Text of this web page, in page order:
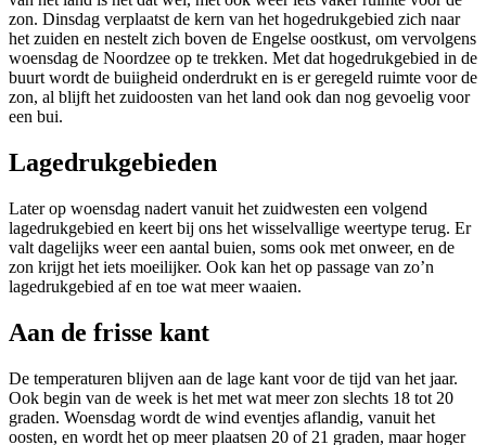
zon. Dinsdag verplaatst de kern van het hogedrukgebied zich naar
het zuiden en nestelt zich boven de Engelse oostkust, om vervolgens
woensdag de Noordzee op te trekken. Met dat hogedrukgebied in de
buurt wordt de buiigheid onderdrukt en is er geregeld ruimte voor de
zon, al blijft het zuidoosten van het land ook dan nog gevoelig voor
een bui.
Lagedrukgebieden
Later op woensdag nadert vanuit het zuidwesten een volgend
lagedrukgebied en keert bij ons het wisselvallige weertype terug. Er
valt dagelijks weer een aantal buien, soms ook met onweer, en de
zon krijgt het iets moeilijker. Ook kan het op passage van zo’n
lagedrukgebied af en toe wat meer waaien.
Aan de frisse kant
De temperaturen blijven aan de lage kant voor de tijd van het jaar.
Ook begin van de week is het met wat meer zon slechts 18 tot 20
graden. Woensdag wordt de wind eventjes aflandig, vanuit het
oosten, en wordt het op meer plaatsen 20 of 21 graden, maar hoger